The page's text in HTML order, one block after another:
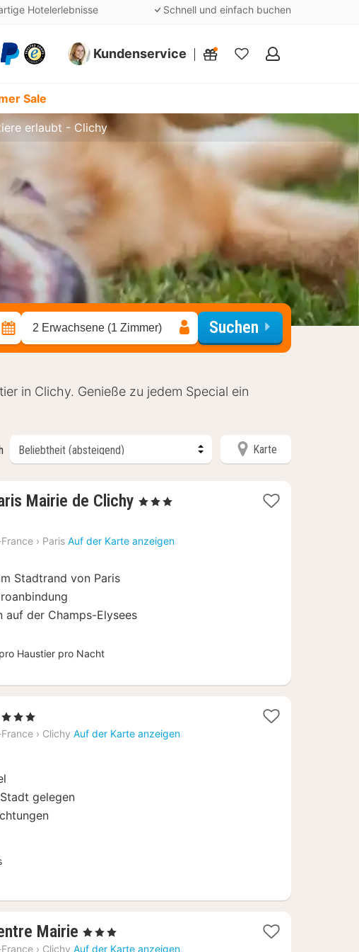
Hotelerlebnisse Schnell und einfach buchen
Kundenservice
Meine
Sale
erlaubt - Clichy
2 Erwachsene (1 Zimmer) Suchen
in Clichy. Genieße zu jedem Special ein
Karte
Mairie de Clichy 1
ab
70
, 3 Sterne
› Paris Auf der Karte anzeigen
Stadtrand von Paris
auf der Champs-Elysees
Haustier pro Nacht
1
Nacht
€
, 3 Sterne
› Clichy Auf der Karte anzeigen
gelegen
Mairie 1
Nacht
, 3 Sterne
› Clichy Auf der Karte anzeigen